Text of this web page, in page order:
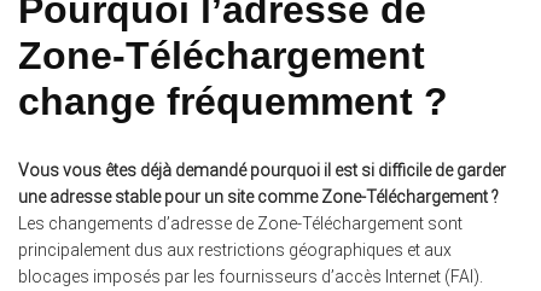
Pourquoi l’adresse de
Zone-Téléchargement
change fréquemment ?
Vous vous êtes déjà demandé pourquoi il est si difficile de garder
une adresse stable pour un site comme Zone-Téléchargement ?
Les changements d’adresse de Zone-Téléchargement sont
principalement dus aux restrictions géographiques et aux
blocages imposés par les fournisseurs d’accès Internet (FAI).